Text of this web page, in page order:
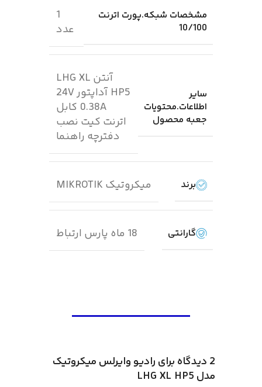
مشخصات شبکه.پورت اترنت
10/100
1
عدد
سایر
اطلاعات.محتویات
جعبه محصول
آنتن LHG XL
HP5 آداپتور 24V
0.38A کابل
اترنت کیت نصب
دفترچه راهنما
برند میکروتیک MIKROTIK
گارانتی 18 ماه پارس ارتباط
2 دیدگاه برای
رادیو وایرلس میکروتیک
مدل LHG XL HP5